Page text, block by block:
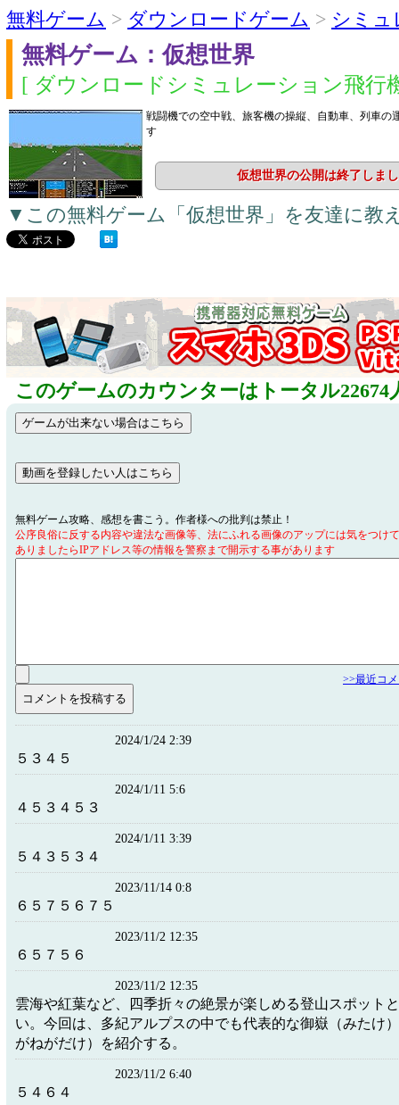
無料ゲーム > ダウンロードゲーム > シミュ
無料ゲーム：仮想世界
[ ダウンロードシミュレーション飛行
戦闘機での空中戦、旅客機の操縦、自動車、列車の
す
仮想世界の公開は終了しま
▼この無料ゲーム「仮想世界」を友達に教
このゲームのカウンターはトータル22674
無料ゲーム攻略、感想を書こう。作者様への批判は禁止！
公序良俗に反する内容や違法な画像等、法にふれる画像のアップには気をつけ
ありましたらIPアドレス等の情報を警察まで開示する事があります
>>最近コ
2024/1/24 2:39
５３４５
2024/1/11 5:6
４５３４５３
2024/1/11 3:39
５４３５３４
2023/11/14 0:8
６５７５６７５
2023/11/2 12:35
６５７５６
2023/11/2 12:35
雲海や紅葉など、四季折々の絶景が楽しめる登山スポット
い。今回は、多紀アルプスの中でも代表的な御嶽（みたけ
がねがだけ）を紹介する。
2023/11/2 6:40
５４６４